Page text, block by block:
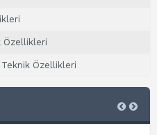
Özellikleri
Özellikleri